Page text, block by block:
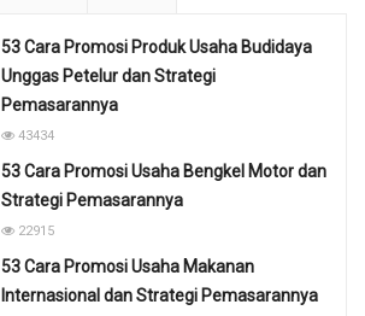
53 Cara Promosi Produk Usaha Budidaya
Unggas Petelur dan Strategi
Pemasarannya
43434
53 Cara Promosi Usaha Bengkel Motor dan
Strategi Pemasarannya
22915
53 Cara Promosi Usaha Makanan
Internasional dan Strategi Pemasarannya